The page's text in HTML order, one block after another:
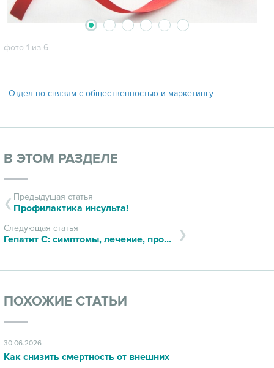
фото 1 из 6
Отдел по связям с общественностью и маркетингу
В ЭТОМ РАЗДЕЛЕ
Предыдущая статья
Профилактика инсульта!
Следующая статья
Гепатит С: симптомы, лечение, профилактика
ПОХОЖИЕ СТАТЬИ
30.06.2026
Как снизить смертность от внешних